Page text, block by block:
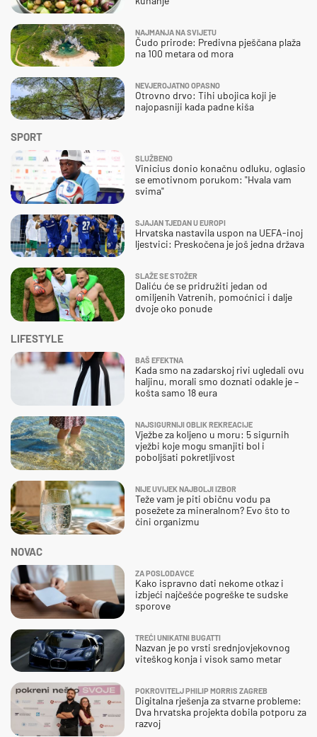
SPORT
SLUŽBENO
Vinicius donio konačnu odluku, oglasio
se emotivnom porukom: "Hvala vam
svima"
SJAJAN TJEDAN U EUROPI
Hrvatska nastavila uspon na UEFA-inoj
ljestvici: Preskočena je još jedna država
SLAŽE SE STOŽER
Daliću će se pridružiti jedan od
omiljenih Vatrenih, pomoćnici i dalje
dvoje oko ponude
NAJMANJA NA SVIJETU
Čudo prirode: Predivna pješčana plaža
na 100 metara od mora
NEVJEROJATNO OPASNO
Otrovno drvo: Tihi ubojica koji je
najopasniji kada padne kiša
NOVAC
ZA POSLODAVCE
Kako ispravno dati nekome otkaz i
izbjeći najčešće pogreške te sudske
sporove
TREĆI UNIKATNI BUGATTI
Nazvan je po vrsti srednjovjekovnog
viteškog konja i visok samo metar
POKROVITELJ PHILIP MORRIS ZAGREB
Digitalna rješenja za stvarne probleme:
Dva hrvatska projekta dobila potporu za
razvoj
LIFESTYLE
BAŠ EFEKTNA
Kada smo na zadarskoj rivi ugledali ovu
haljinu, morali smo doznati odakle je –
košta samo 18 eura
NAJSIGURNIJI OBLIK REKREACIJE
Vježbe za koljeno u moru: 5 sigurnih
vježbi koje mogu smanjiti bol i
poboljšati pokretljivost
NIJE UVIJEK NAJBOLJI IZBOR
Teže vam je piti običnu vodu pa
posežete za mineralnom? Evo što to
čini organizmu